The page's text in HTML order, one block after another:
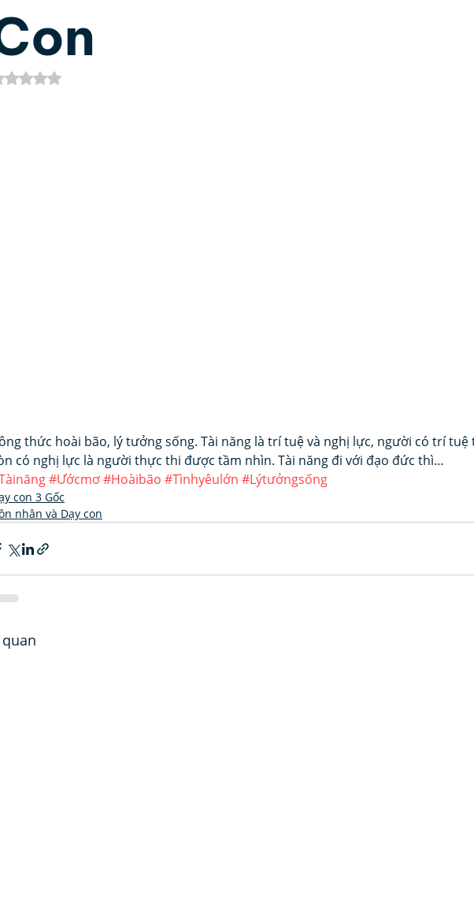
Đã xếp hạng NaN/5 sao.
thức hoài bão, lý tưởng sống. Tài năng là trí tuệ và nghị lực, người có trí
có nghị lực là người thực thi được tầm nhìn. Tài năng đi với đạo đức thì…
#Ướcmơ#Hoàibão #Tìnhyêulớn #Lýtưởngsống
con 3 Gốc
nhân và Dạy con